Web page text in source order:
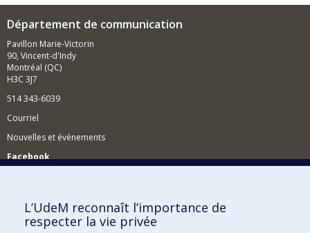
Département de communication
Pavillon Marie-Victorin
90, Vincent-d'Indy
Montréal (QC)
H3C 3J7
514 343-6039
Courriel
Nouvelles et événements
Facebook
Comment soutenir le Département?
BESOIN D'AIDE?
L’UdeM reconnaît l’importance de
respecter la vie privée